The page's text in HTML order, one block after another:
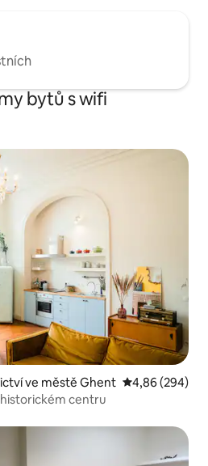
bytů s wifi
ve městě Ghent Průměrné
4,86 (294)
centru
u hostů